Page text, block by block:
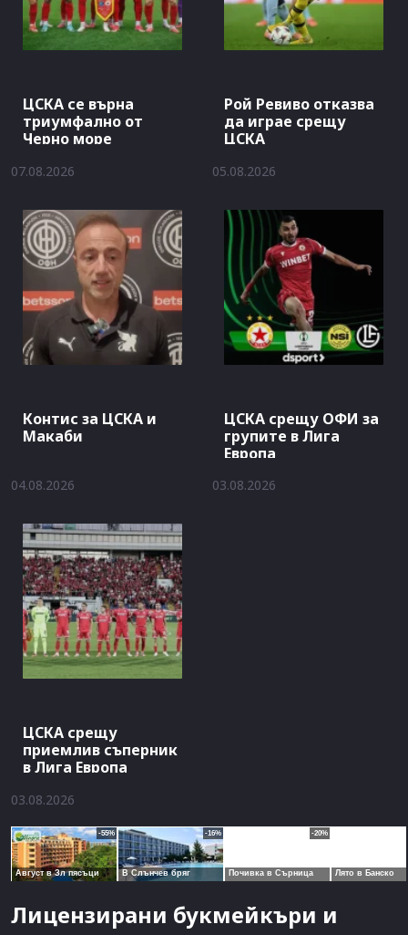
ЦСКА се върна
триумфално от
Черно море
07.08.2026
Рой Ревиво отказва
да играе срещу
ЦСКА
05.08.2026
Контис за ЦСКА и
Макаби
04.08.2026
ЦСКА срещу ОФИ за
групите в Лига
Европа
03.08.2026
ЦСКА срещу
приемлив съперник
в Лига Европа
03.08.2026
Лицензирани букмейкъри и